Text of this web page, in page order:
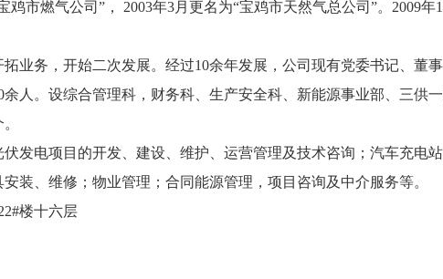
鸡市燃气公司”， 2003年3月更名为“宝鸡市天然气总公司”。2009
业务，开始二次发展。经过10余年发展，公司现有党委书记、董
余人。设综合管理科，财务科、生产安全科、新能源事业部、三供
发电项目的开发、建设、维护、运营管理及技术咨询；汽车充电
装、维修；物业管理；合同能源管理，项目咨询及中介服务等。
楼十六层